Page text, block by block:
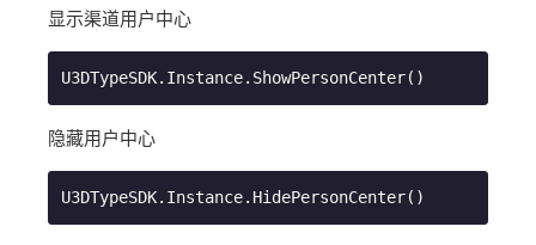
显示渠道用户中心
U3DTypeSDK.Instance.ShowPersonCenter()
隐藏用户中心
U3DTypeSDK.Instance.HidePersonCenter()